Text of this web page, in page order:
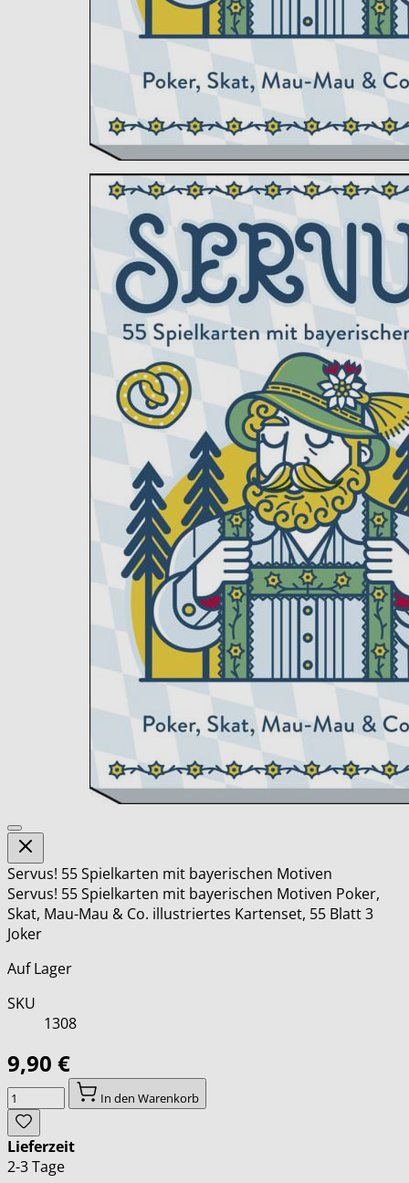
Servus! 55 Spielkarten mit bayerischen Motiven
Servus! 55 Spielkarten mit bayerischen Motiven Poker,
Skat, Mau-Mau & Co. illustriertes Kartenset, 55 Blatt 3
Joker
Auf Lager
SKU
1308
9,90 €
Menge
In den Warenkorb
Lieferzeit
2-3 Tage